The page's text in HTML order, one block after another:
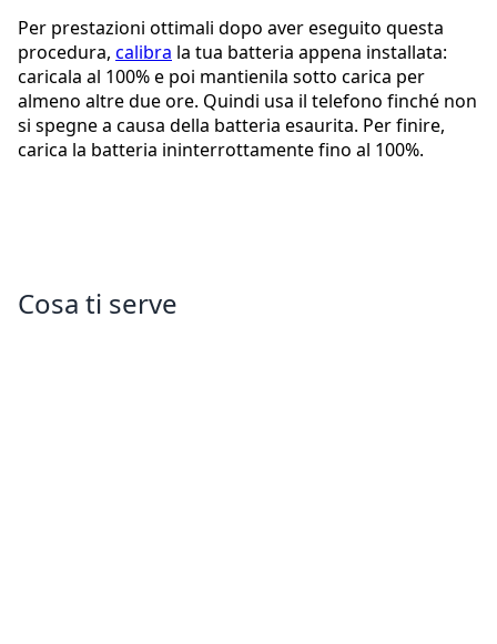
Per prestazioni ottimali dopo aver eseguito questa
procedura, calibra la tua batteria appena installata:
caricala al 100% e poi mantienila sotto carica per
almeno altre due ore. Quindi usa il telefono finché non
si spegne a causa della batteria esaurita. Per finire,
carica la batteria ininterrottamente fino al 100%.
Cosa ti serve